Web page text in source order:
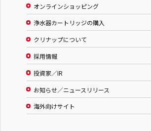
オンラインショッピング
浄水器カートリッジの購入
クリナップについて
採用情報
投資家／IR
お知らせ／ニュースリリース
海外向けサイト